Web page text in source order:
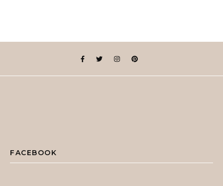
FACEBOOK